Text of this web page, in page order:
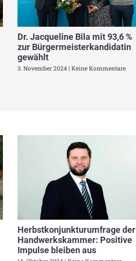
Dr. Jacqueline Bila mit 93,6 %
zur Bürgermeisterkandidatin
gewählt
3. November 2024 Keine Kommentare
Herbstkonjunkturumfrage der
Handwerkskammer: Positive
Impulse bleiben aus